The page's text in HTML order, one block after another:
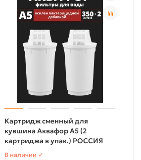
Картридж сменный для
кувшина Аквафор A5 (2
картриджа в упак.) РОССИЯ
В наличии ✓